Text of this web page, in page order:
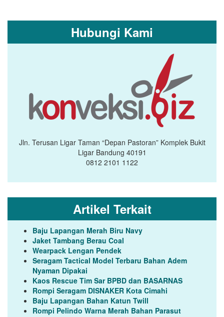
Hubungi Kami
Jln. Terusan Ligar Taman “Depan Pastoran” Komplek Bukit
Ligar Bandung 40191
0812 2101 1122
Artikel Terkait
Baju Lapangan Merah Biru Navy
Jaket Tambang Berau Coal
Wearpack Lengan Pendek
Seragam Tactical Model Terbaru Bahan Adem
Nyaman Dipakai
Kaos Rescue Tim Sar BPBD dan BASARNAS
Rompi Seragam DISNAKER Kota Cimahi
Baju Lapangan Bahan Katun Twill
Rompi Pelindo Warna Merah Bahan Parasut